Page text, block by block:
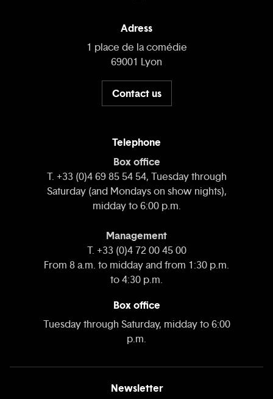
Adress
1 place de la comédie
69001 Lyon
Contact us
Telephone
Box office
T. +33 (0)4 69 85 54 54, Tuesday through
Saturday (and Mondays on show nights),
midday to 6:00 p.m.
Management
T. +33 (0)4 72 00 45 00
From 8 a.m. to midday and from 1:30 p.m.
to 4:30 p.m.
Box office
Tuesday through Saturday, midday to 6:00
p.m.
Newsletter